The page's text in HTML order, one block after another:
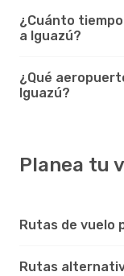
¿Cuánto
a Iguazú?
¿Qué
Iguazú?
Planea tu
Rutas de vuelo
Rutas